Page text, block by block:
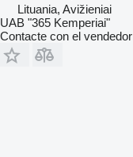
Lituania, Avižieniai
UAB "365 Kemperiai"
Contacte con el vendedor